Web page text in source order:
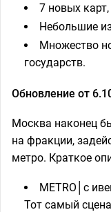
7 новых
Небольшие
Множество
государств.
Обновление от
Москва наконец
на фракции,
метро. Краткое
METRO│с
Тот самый